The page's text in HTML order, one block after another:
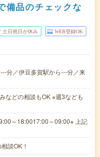
備品のチェックな
土日祝日が休み WEB登録OK
分／伊豆多賀駅から---分／来
などの相談もOK ※週3なども
～18:0017:00～09:00※ 上記
談OK！